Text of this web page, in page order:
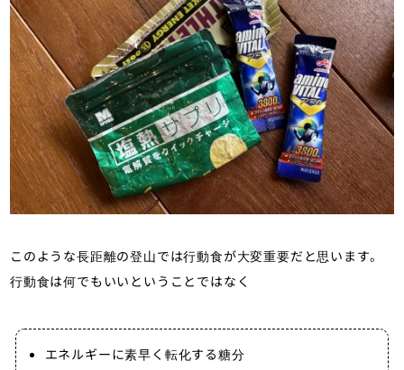
このような長距離の登山では行動食が大変重要だと思います。
行動食は何でもいいということではなく
エネルギーに素早く転化する糖分